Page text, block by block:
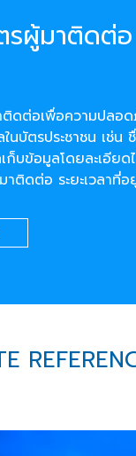
รผู้มาติดต่อ
ดต่อเพื่อความปลอ
นบัตรประชาชน เช่
ก็บข้อมูลโดยละเอียด
ติดต่อ ระยะเวลาที่อ